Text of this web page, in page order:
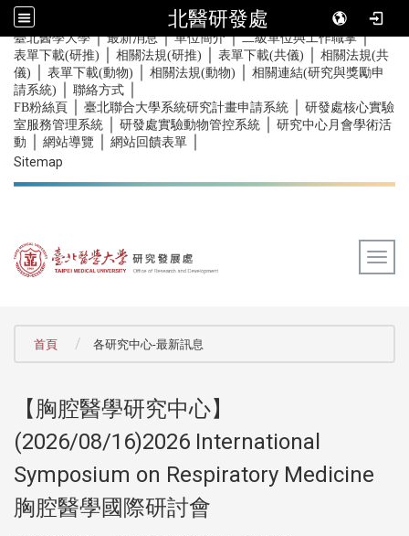
北醫研發處
::: 臺北醫學大學｜最新消息｜單位簡介｜二級單位與工作職掌｜
表單下載(研推) 相關法規(研推) 表單下載(共儀)
相關法規(共
儀)
表單下載(動物) 相關法規(動物)
相關連結(研究與獎勵申
請系統)
聯絡方式
FB粉絲頁 臺北聯合大學系統研究計畫申請系統
研發處核心實驗
室服務管理系統
研發處實驗動物管控系統
研究中心月會學術活
動
網站導覽 網站回饋表單
Sitemap
首頁 各研究中心-最新訊息
【胸腔醫學研究中心】
(2026/08/16)2026 International
Symposium on Respiratory Medicine
胸腔醫學國際研討會